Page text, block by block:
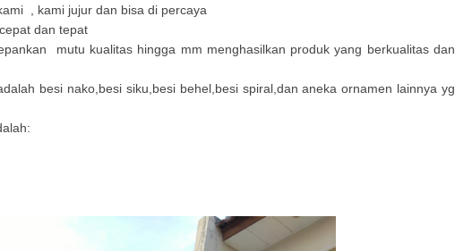
, kami jujur dan bisa di percaya
dan tepat
mutu kualitas hingga mm menghasilkan produk yang berkualitas dan
besi nako,besi siku,besi behel,besi spiral,dan aneka ornamen lainnya yg